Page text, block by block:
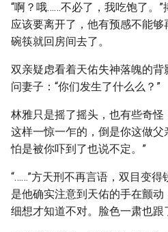
“啊？哦……不必了，我吃饱了。
应该要离开了，他有预感不能
碗筷就回房间去了。
双亲疑虑看着天佑失神落魄的
问妻子：“你们发生了什么么？”
林雅只是摇了摇头，也有些奇怪
这样一惊一乍的，倒是你这做父
怕是被你吓到了也说不定。”
“……”方天刑不再言语，双目变
是他确实注意到天佑的手在颤
细想才知道不对。脸色一肃也跟